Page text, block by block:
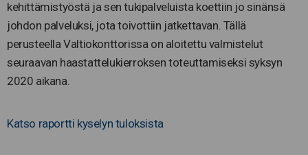
kehittämistyöstä ja sen tukipalveluista koettiin jo sinänsä
johdon palveluksi, jota toivottiin jatkettavan. Tällä
perusteella Valtiokonttorissa on aloitettu valmistelut
seuraavan haastattelukierroksen toteuttamiseksi syksyn
2020 aikana.
Katso raportti kyselyn tuloksista